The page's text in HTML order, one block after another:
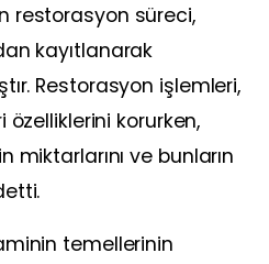
restorasyon süreci,
kayıtlanarak
Restorasyon işlemleri,
korurken,
miktarlarını ve bunların
temellerinin